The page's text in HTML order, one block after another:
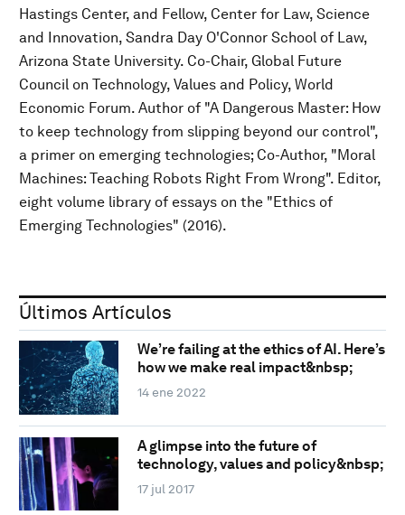
Hastings Center, and Fellow, Center for Law, Science
and Innovation, Sandra Day O'Connor School of Law,
Arizona State University. Co-Chair, Global Future
Council on Technology, Values and Policy, World
Economic Forum. Author of "A Dangerous Master: How
to keep technology from slipping beyond our control",
a primer on emerging technologies; Co-Author, "Moral
Machines: Teaching Robots Right From Wrong". Editor,
eight volume library of essays on the "Ethics of
Emerging Technologies" (2016).
Últimos Artículos
We’re failing at the ethics of AI. Here’s
how we make real impact&nbsp;
14 ene 2022
A glimpse into the future of
technology, values and policy&nbsp;
17 jul 2017